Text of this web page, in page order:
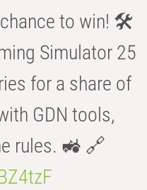
to win! 🛠️
Simulator 25
for a share of
GDN tools,
rules. 🚜 🔗